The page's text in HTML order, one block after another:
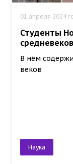
01 апреля 2024
Студенты
В нём
веков
Наука